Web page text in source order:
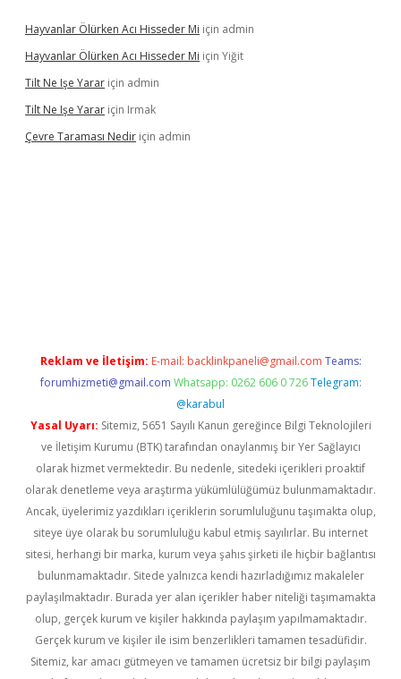
Hayvanlar Ölürken Acı Hisseder Mi için admin
Hayvanlar Ölürken Acı Hisseder Mi için Yiğit
Tilt Ne Işe Yarar için admin
Tilt Ne Işe Yarar için Irmak
Çevre Taraması Nedir için admin
Reklam ve İletişim: E-mail: backlinkpaneli@gmail.com Teams:
forumhizmeti@gmail.com Whatsapp: 0262 606 0 726 Telegram:
@karabul
Yasal Uyarı: Sitemiz, 5651 Sayılı Kanun gereğince Bilgi Teknolojileri
ve İletişim Kurumu (BTK) tarafından onaylanmış bir Yer Sağlayıcı
olarak hizmet vermektedir. Bu nedenle, sitedeki içerikleri proaktif
olarak denetleme veya araştırma yükümlülüğümüz bulunmamaktadır.
Ancak, üyelerimiz yazdıkları içeriklerin sorumluluğunu taşımakta olup,
siteye üye olarak bu sorumluluğu kabul etmiş sayılırlar. Bu internet
sitesi, herhangi bir marka, kurum veya şahıs şirketi ile hiçbir bağlantısı
bulunmamaktadır. Sitede yalnızca kendi hazırladığımız makaleler
paylaşılmaktadır. Burada yer alan içerikler haber niteliği taşımamakta
olup, gerçek kurum ve kişiler hakkında paylaşım yapılmamaktadır.
Gerçek kurum ve kişiler ile isim benzerlikleri tamamen tesadüfidir.
Sitemiz, kar amacı gütmeyen ve tamamen ücretsiz bir bilgi paylaşım